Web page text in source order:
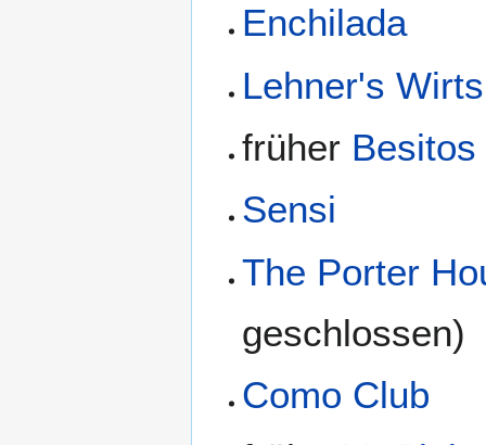
Enchilada
Lehner's
früher Besitos
Sensi
The Porter
geschlossen)
Como Club